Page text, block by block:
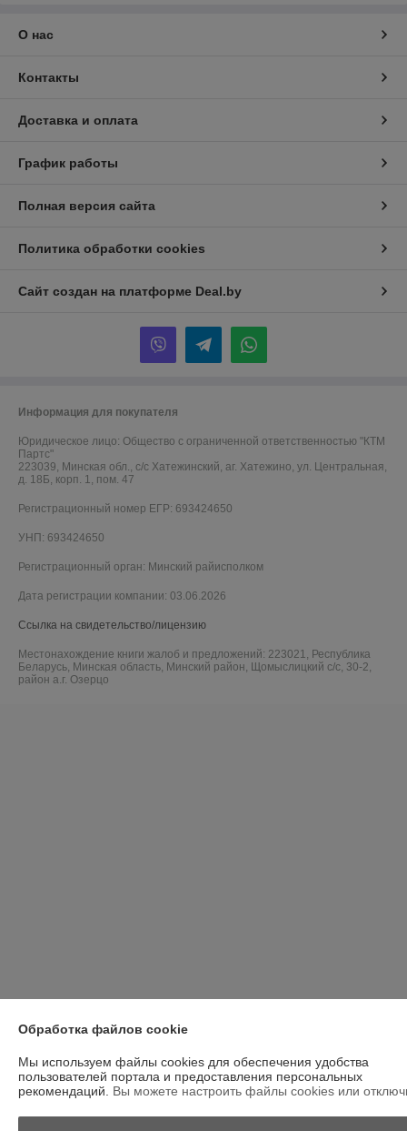
О нас
Контакты
Доставка и оплата
График работы
Полная версия сайта
Политика обработки cookies
Сайт создан на платформе Deal.by
Информация для покупателя
Юридическое лицо: Общество с ограниченной ответственностью "КТМ
Партс"
223039, Минская обл., с/с Хатежинский, аг. Хатежино, ул. Центральная,
д. 18Б, корп. 1, пом. 47
Регистрационный номер ЕГР: 693424650
УНП: 693424650
Регистрационный орган: Минский райисполком
Дата регистрации компании: 03.06.2026
Ссылка на свидетельство/лицензию
Местонахождение книги жалоб и предложений: 223021, Республика
Беларусь, Минская область, Минский район, Щомыслицкий с/с, 30-2,
район а.г. Озерцо
Обработка файлов cookie
Мы используем файлы cookies для обеспечения удобства
пользователей портала и предоставления персональных
рекомендаций. Вы можете настроить файлы cookies или